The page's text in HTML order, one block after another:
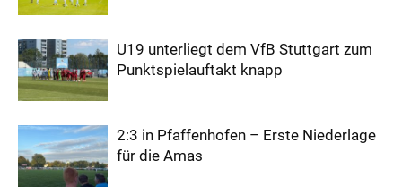
U19 unterliegt dem VfB Stuttgart zum
Punktspielauftakt knapp
2:3 in Pfaffenhofen – Erste Niederlage
für die Amas